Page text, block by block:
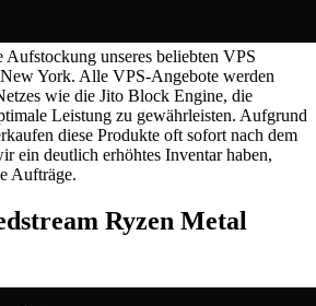
Aufstockung unseres beliebten VPS
York. Alle VPS-Angebote werden
wie die Jito Block Engine, die
Leistung zu gewährleisten. Aufgrund
diese Produkte oft sofort nach dem
ein deutlich erhöhtes Inventar haben,
Aufträge.
Ryzen Metal